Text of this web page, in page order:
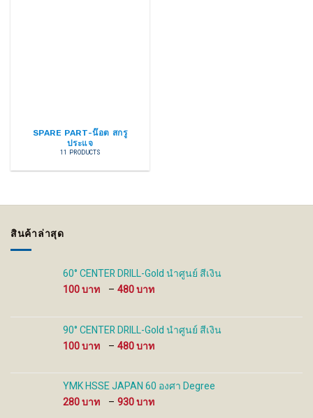
SPARE PART-น๊อต สกรู
ประแจ
11 PRODUCTS
สินค้าล่าสุด
60° CENTER DRILL-Gold นำศูนย์ สีเงิน
100
– 480
100 ฿
through
480 ฿
90° CENTER DRILL-Gold นำศูนย์ สีเงิน
100
– 480
100 ฿
through
YMK HSSE JAPAN 60 องศา Degree
280
– 930